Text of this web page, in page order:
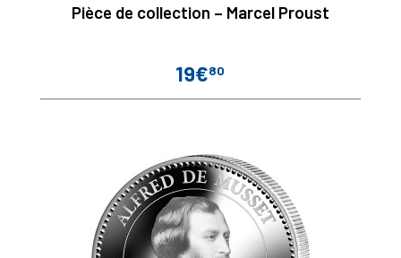
Pièce de collection – Marcel Proust
Prix
19€80